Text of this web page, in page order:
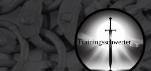
Skip to main content